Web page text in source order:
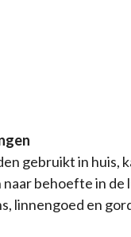
gebruikt in huis,
naar behoefte in de
linnengoed en